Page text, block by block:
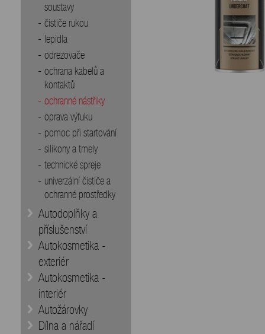
soustavy
čističe rukou
lepidla
odrezovače
ochrana kabelů a
kontaktů
ochranné nástřiky
oprava výfuku
pomoc při startování
silikony a tmely
technické spreje
univerzální čističe a
ochranné prostředky
Autodoplňky a
příslušenství
Autokosmetika -
exteriér
Autokosmetika -
interiér
Autožárovky
Dílna a nářadí